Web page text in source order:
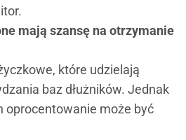
mają szansę na otrzymanie
które udzielają
baz dłużników. Jednak
oprocentowanie może być